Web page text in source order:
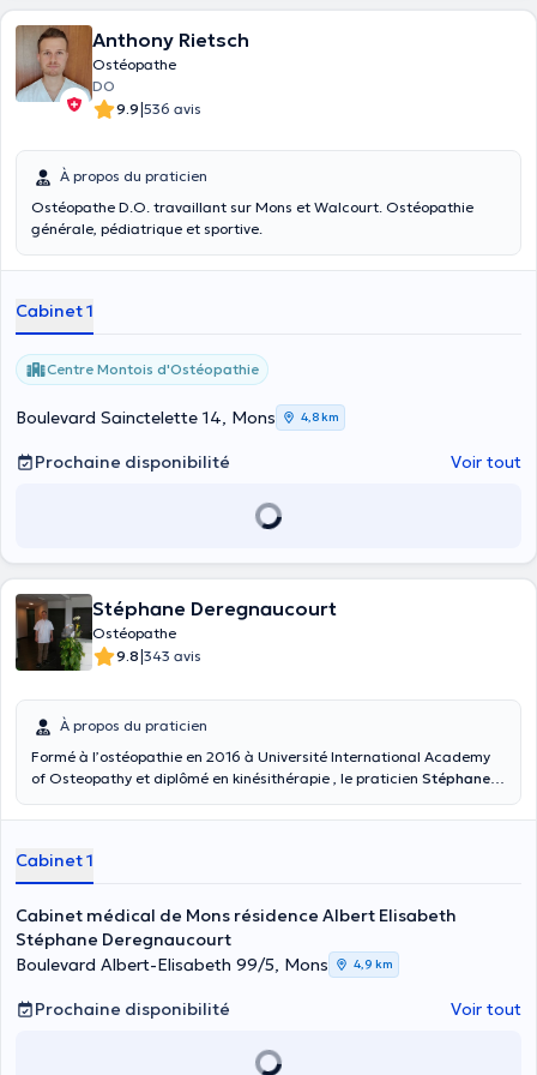
Anthony Rietsch
Ostéopathe
DO
9.9|536 avis
À propos du praticien
Ostéopathe D.O. travaillant sur Mons et Walcourt. Ostéopathie
générale, pédiatrique et sportive.
Cabinet 1
Centre Μontois d'Ostéopathie
Boulevard Sainctelette 14, Mons 4,8 km
Prochaine disponibilité Voir tout
Stéphane Deregnaucourt
Ostéopathe
9.8|343 avis
À propos du praticien
Formé à l’ostéopathie en 2016 à Université International Academy
of Osteopathy et diplômé en kinésithérapie , le praticien Stéphane
proximité du CHU André Vesale , il assure également des
par voie non forcée .
Cabinet 1
Cabinet médical de Mons résidence Albert Elisabeth
Stéphane Deregnaucourt
Boulevard Albert-Elisabeth 99/5, Mons
4,9 km
Prochaine disponibilité Voir tout